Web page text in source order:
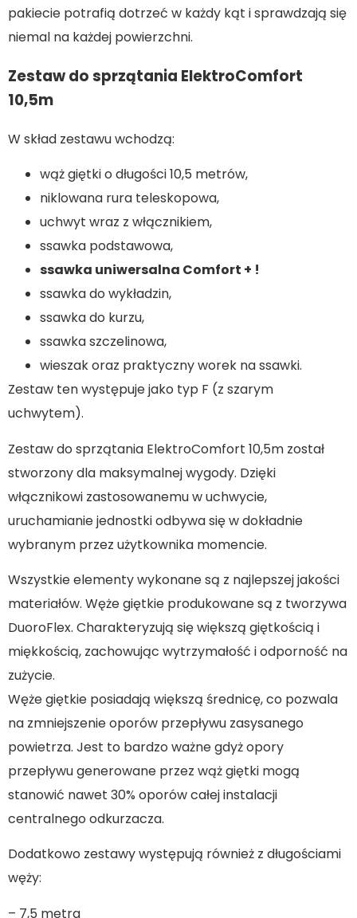
pakiecie potrafią dotrzeć w każdy kąt i sprawdzają się
niemal na każdej powierzchni.
Zestaw do sprzątania ElektroComfort
10,5m
W skład zestawu wchodzą:
wąż giętki o długości 10,5 metrów,
niklowana rura teleskopowa,
uchwyt wraz z włącznikiem,
ssawka podstawowa,
ssawka uniwersalna Comfort + !
ssawka do wykładzin,
ssawka do kurzu,
ssawka szczelinowa,
wieszak oraz praktyczny worek na ssawki.
Zestaw ten występuje jako typ F (z szarym
uchwytem).
Zestaw do sprzątania ElektroComfort 10,5m został
stworzony dla maksymalnej wygody. Dzięki
włącznikowi zastosowanemu w uchwycie,
uruchamianie jednostki odbywa się w dokładnie
wybranym przez użytkownika momencie.
Wszystkie elementy wykonane są z najlepszej jakości
materiałów. Węże giętkie produkowane są z tworzywa
DuoroFlex. Charakteryzują się większą giętkością i
miękkością, zachowując wytrzymałość i odporność na
zużycie.
Węże giętkie posiadają większą średnicę, co pozwala
na zmniejszenie oporów przepływu zasysanego
powietrza. Jest to bardzo ważne gdyż opory
przepływu generowane przez wąż giętki mogą
stanowić nawet 30% oporów całej instalacji
centralnego odkurzacza.
Dodatkowo zestawy występują również z długościami
węży:
– 7,5 metra